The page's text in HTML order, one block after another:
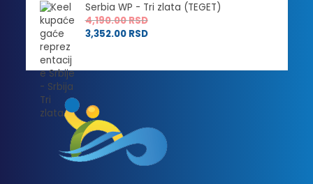
Serbia WP - Tri zlata (TEGET)
4,190.00RSD
3,352.00 RSD